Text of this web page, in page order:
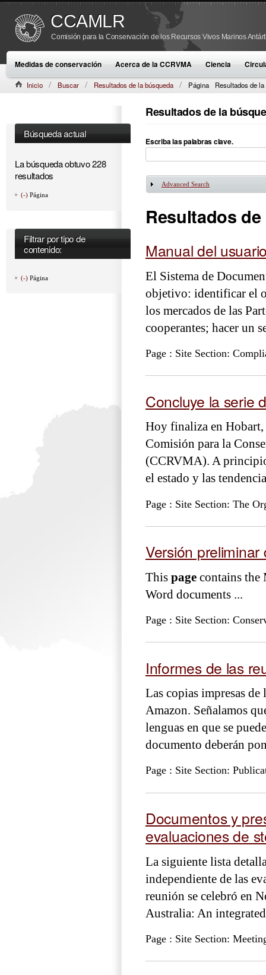
CCAMLR
Comisión para la Conservación de los Recursos Vivos Marinos
Medidas de conservación Acerca de la CCRVMA Ciencia
Inicio Buscar Resultados de la búsqueda Página Resultados de
Búsqueda actual
La búsqueda obtuvo 228
resultados
(-) Página
Filtrar por tipo de
contenido:
(-) Página
Resultados de la
Escriba las palabras clave.
Mostrar
Advanced Search
Resultados
Manual del
El Sistema de
objetivo: identificar el
los mercados de las
cooperantes; hacer un
Page : Site Section:
Concluye la serie
Hoy finaliza en Hobart,
Comisión para la
(CCRVMA). A
el estado y las
Page : Site Section: The
Versión
This page contains
Word documents ...
Page : Site Section:
Informes de las
Las copias impresas
Amazon. Señalamos
lenguas en que se
documento deberán
Page : Site Section:
Documentos y
evaluaciones de
La siguiente lista
independiente de las
reunión se celebró en
Australia: An
Page : Site Section: